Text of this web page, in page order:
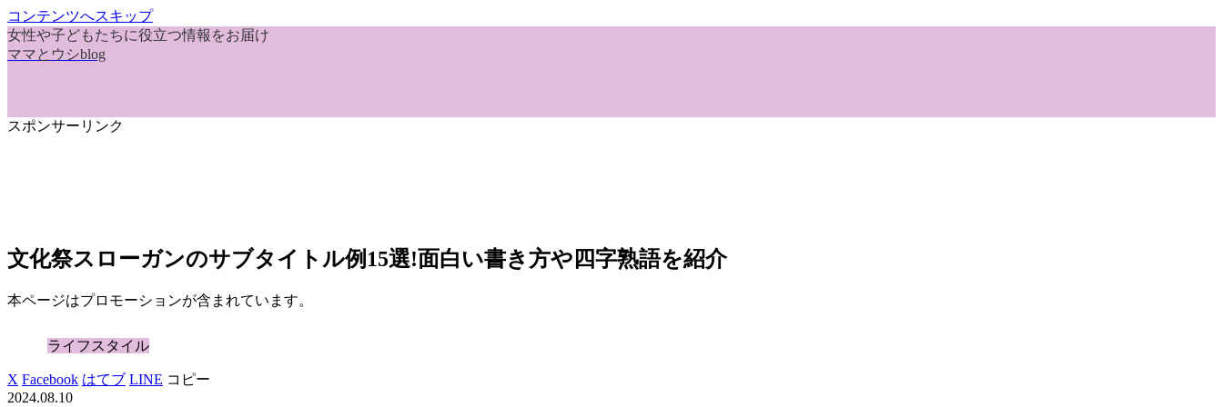
コンテンツへスキップ
女性や子どもたちに役立つ情報をお届け
ママとウシblog
スポンサーリンク
文化祭スローガンのサブタイトル例15選!面白い書き方や四字熟語を紹介
本ページはプロモーションが含まれています。
ライフスタイル
X Facebook はてブ LINE コピー
2024.08.10